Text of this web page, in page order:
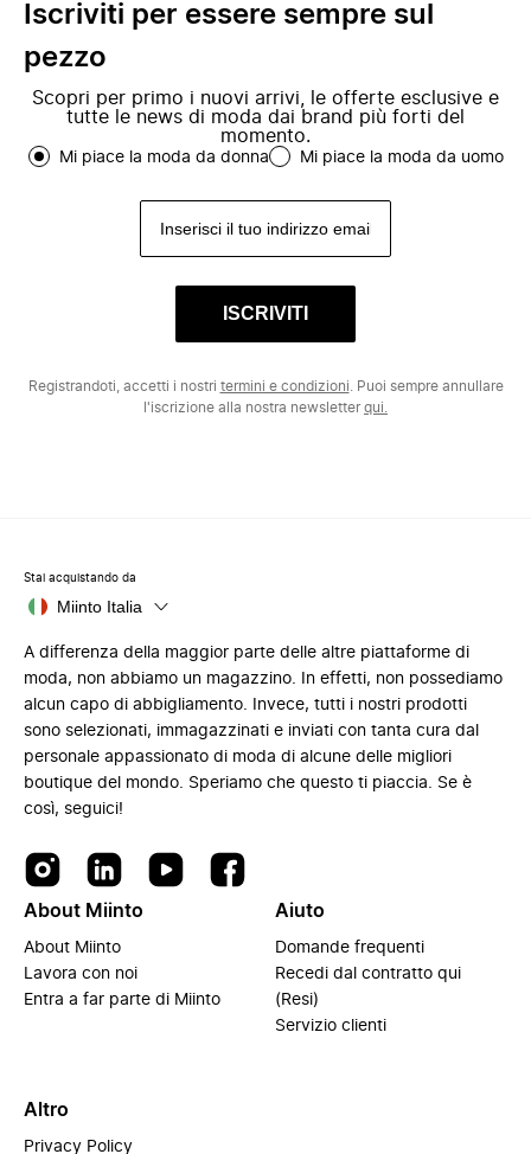
Iscriviti per essere sempre sul
pezzo
Scopri per primo i nuovi arrivi, le offerte esclusive e
tutte le news di moda dai brand più forti del
momento.
Mi piace la moda da donna Mi piace la moda da uomo
ISCRIVITI
Registrandoti, accetti i nostri termini e condizioni . Puoi sempre annullare
l'iscrizione alla nostra newsletterqui.
Stai acquistando da
Miinto Italia
A differenza della maggior parte delle altre piattaforme di
moda, non abbiamo un magazzino. In effetti, non possediamo
alcun capo di abbigliamento. Invece, tutti i nostri prodotti
sono selezionati, immagazzinati e inviati con tanta cura dal
personale appassionato di moda di alcune delle migliori
boutique del mondo. Speriamo che questo ti piaccia. Se è
così, seguici!
About Miinto
About Miinto
Lavora con noi
Entra a far parte di Miinto
Aiuto
Domande frequenti
Recedi dal contratto qui
(Resi)
Servizio clienti
Altro
Privacy Policy